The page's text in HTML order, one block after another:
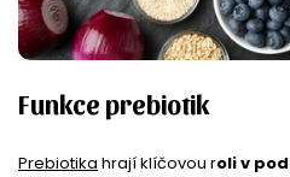
Funkce prebiotik
Prebiotika hrají klíčovou roli v